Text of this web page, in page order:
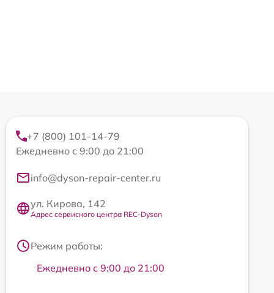
+7 (800) 101-14-79
Ежедневно с 9:00 до 21:00
info@dyson-repair-center.ru
ул. Кирова, 142
Адрес сервисного центра REC-Dyson
Режим работы:
Ежедневно с 9:00 до 21:00